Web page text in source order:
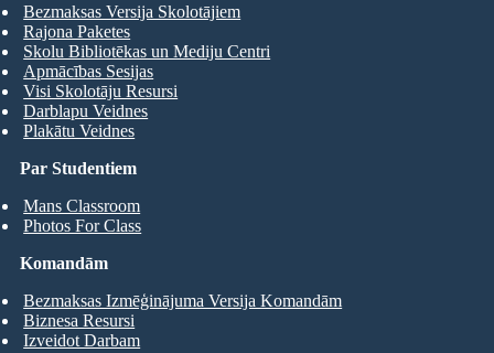
Par Studentiem
Mans Classroom
Photos For Class
Bezmaksas Versija Skolotājiem
Rajona Paketes
Skolu Bibliotēkas un Mediju Centri
Apmācības Sesijas
Visi Skolotāju Resursi
Darblapu Veidnes
Plakātu Veidnes
Komandām
Bezmaksas Izmēģinājuma Versija Komandām
Biznesa Resursi
Izveidot Darbam